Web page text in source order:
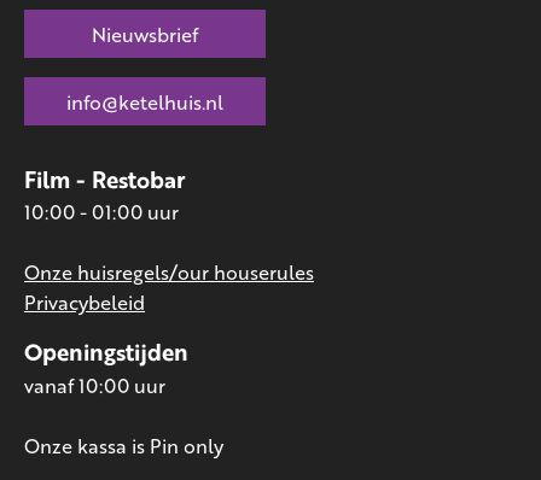
Openingstijden
vanaf 10:00 uur
Onze kassa is Pin only
Film - Restobar
10:00 - 01:00 uur
Onze huisregels/our houserules
Privacybeleid
Nieuwsbrief
info@ketelhuis.nl